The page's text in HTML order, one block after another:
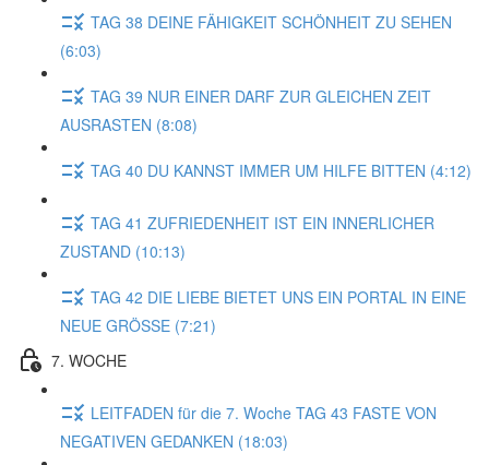
TAG 38 DEINE FÄHIGKEIT SCHÖNHEIT ZU SEHEN
(6:03)
TAG 39 NUR EINER DARF ZUR GLEICHEN ZEIT
AUSRASTEN (8:08)
TAG 40 DU KANNST IMMER UM HILFE BITTEN (4:12)
TAG 41 ZUFRIEDENHEIT IST EIN INNERLICHER
ZUSTAND (10:13)
TAG 42 DIE LIEBE BIETET UNS EIN PORTAL IN EINE
NEUE GRÖSSE (7:21)
7. WOCHE
LEITFADEN für die 7. Woche TAG 43 FASTE VON
NEGATIVEN GEDANKEN (18:03)